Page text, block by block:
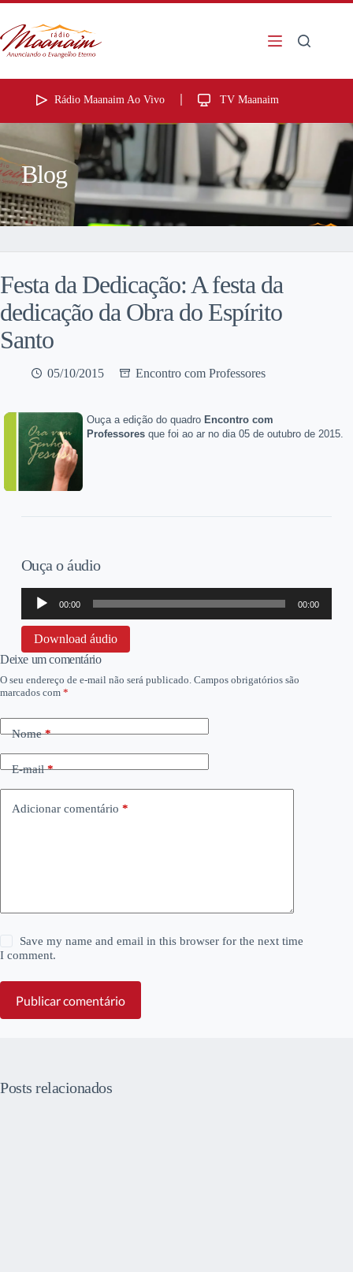
Rádio Maanaim Ao Vivo TV Maanaim
Blog
Festa da Dedicação: A festa da
dedicação da Obra do Espírito
Santo
05/10/2015 Encontro com Professores
Ouça a edição do quadro Encontro com
Professores que foi ao ar no dia 05 de outubro de 2015.
Ouça o áudio
Tocador
áudio
00:00 00:00
Download áudio
Deixe um comentário
O seu endereço de e-mail não será publicado. Campos obrigatórios são
marcados com *
Nome*
E-mail*
Adicionar comentário *
Save my name and email in this browser for the next time
I comment.
Publicar comentário
Posts relacionados